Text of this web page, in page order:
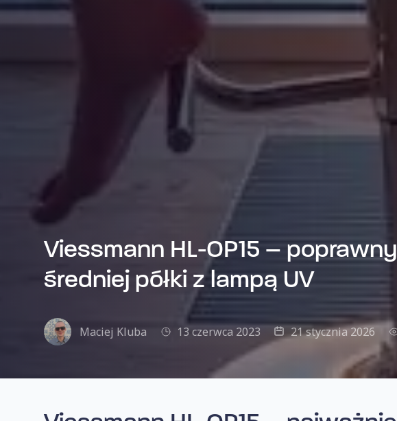
Viessmann HL-OP15 –
średniej półki z lampą UV
Maciej Kluba 13 czerwca 2023 21 stycznia 2026